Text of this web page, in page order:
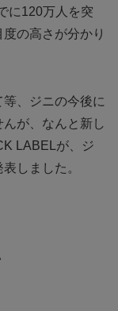
に120万人を突
の高さが分かり
、ジニの今後に
が、なんと新し
LABELが、ジ
しました。